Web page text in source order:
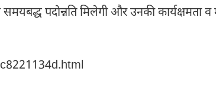
पदोन्नति मिलेगी और उनकी कार्यक्षमता व